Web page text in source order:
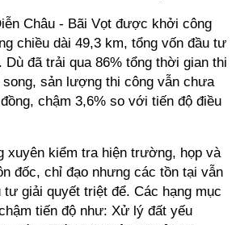
Châu - Bãi Vọt được khởi công
chiều dài 49,3 km, tổng vốn đầu tư
Dù đã trải qua 86% tổng thời gian thi
sản lượng thi công vẫn chưa
chậm 3,6% so với tiến độ điều
xuyên kiểm tra hiện trường, họp và
đốc, chỉ đạo nhưng các tồn tại vẫn
giải quyết triệt để. Các hạng mục
tiến độ như: Xử lý đất yếu